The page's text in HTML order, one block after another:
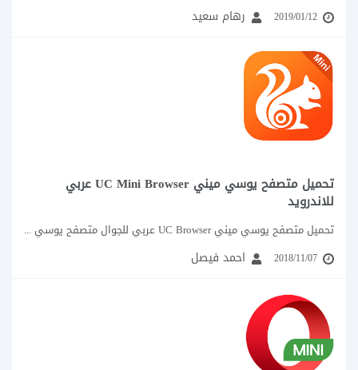
2019/01/12 رهام سعيد
تحميل متصفح يوسي ميني UC Mini Browser عربي
للاندرويد
تحميل متصفح يوسي ميني UC Browser عربي للجوال متصفح يوسي ميني عربي للاندرويد UC...
2018/11/07 احمد فيصل